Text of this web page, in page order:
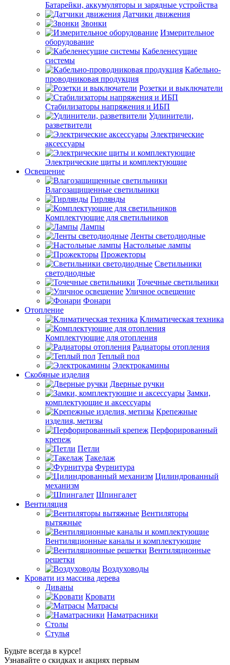
Батарейки, аккумуляторы и зарядные устройства
Датчики движения
Звонки
Измерительное
оборудование
Кабеленесущие
системы
Кабельно-
проводниковая продукция
Розетки и выключатели
Стабилизаторы напряжения и ИБП
Удлинители,
разветвители
Электрические
аксессуары
Электрические щиты и комплектующие
Освещение
Влагозащищенные светильники
Гирлянды
Комплектующие для светильников
Лампы
Ленты светодиодные
Настольные лампы
Прожекторы
Светильники
светодиодные
Точечные светильники
Уличное освещение
Фонари
Отопление
Климатическая техника
Комплектующие для отопления
Радиаторы отопления
Теплый пол
Электрокамины
Скобяные изделия
Дверные ручки
Замки,
комплектующие и аксессуары
Крепежные
изделия, метизы
Перфорированный
крепеж
Петли
Такелаж
Фурнитура
Цилиндрованный
механизм
Шпингалет
Вентиляция
Вентиляторы
вытяжные
Вентиляционные каналы и комплектующие
Вентиляционные
решетки
Воздуховоды
Кровати из массива дерева
Диваны
Кровати
Матрасы
Наматрасники
Столы
Стулья
Будьте всегда в курсе!
Узнавайте о скидках и акциях первым